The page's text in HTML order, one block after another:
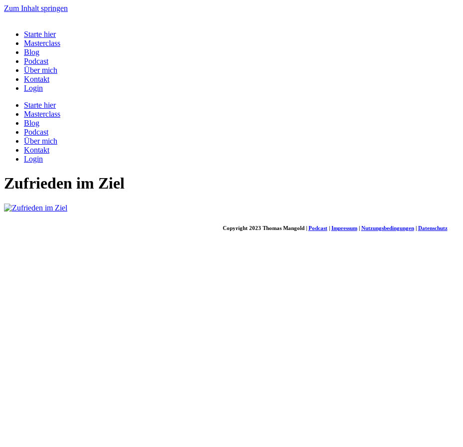
Zum Inhalt springen
Starte hier
Masterclass
Blog
Podcast
Über mich
Kontakt
Login
Starte hier
Masterclass
Blog
Podcast
Über mich
Kontakt
Login
Zufrieden im Ziel
Copyright 2023 Thomas Mangold | Podcast| Impressum| Nutzungsbedingungen| Datenschutz